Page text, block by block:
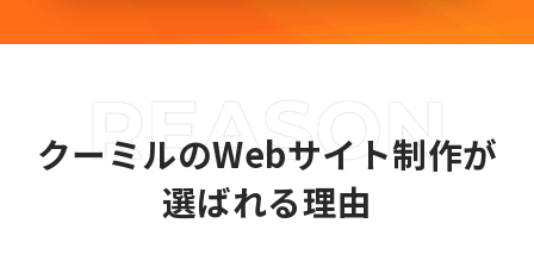
クーミルのWebサイト制作が
選ばれる理由